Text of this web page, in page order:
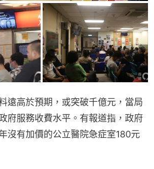
遠高於預期，或突破千億元，當局
府服務收費水平。有報道指，政府
沒有加價的公立醫院急症室180元